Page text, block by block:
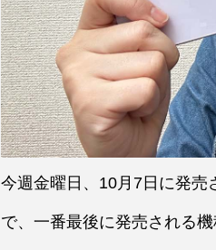
今週金曜日、10月7日に発売
で、一番最後に発売される